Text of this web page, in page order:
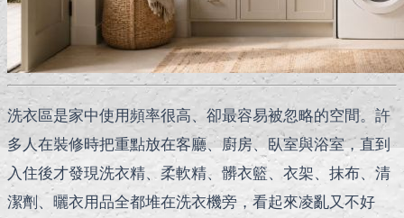
洗衣區是家中使用頻率很高、卻最容易被忽略的空間。許
多人在裝修時把重點放在客廳、廚房、臥室與浴室，直到
入住後才發現洗衣精、柔軟精、髒衣籃、衣架、抹布、清
潔劑、曬衣用品全都堆在洗衣機旁，看起來凌亂又不好